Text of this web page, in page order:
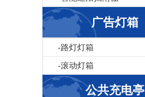
广告灯箱
-路灯灯箱
-滚动灯箱
公共充电亭